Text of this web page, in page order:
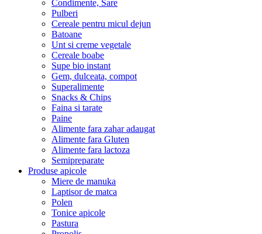
Condimente, Sare
Pulberi
Cereale pentru micul dejun
Batoane
Unt si creme vegetale
Cereale boabe
Supe bio instant
Gem, dulceata, compot
Superalimente
Snacks & Chips
Faina si tarate
Paine
Alimente fara zahar adaugat
Alimente fara Gluten
Alimente fara lactoza
Semipreparate
Produse apicole
Miere de manuka
Laptisor de matca
Polen
Tonice apicole
Pastura